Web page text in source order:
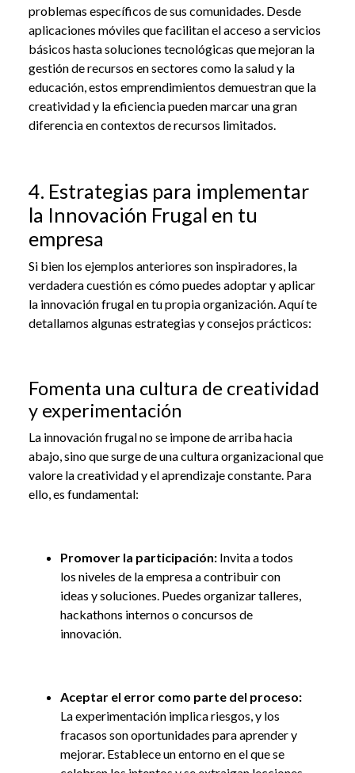
problemas específicos de sus comunidades. Desde
aplicaciones móviles que facilitan el acceso a servicios
básicos hasta soluciones tecnológicas que mejoran la
gestión de recursos en sectores como la salud y la
educación, estos emprendimientos demuestran que la
creatividad y la eficiencia pueden marcar una gran
diferencia en contextos de recursos limitados.
4. Estrategias para implementar
la Innovación Frugal en tu
empresa
Si bien los ejemplos anteriores son inspiradores, la
verdadera cuestión es cómo puedes adoptar y aplicar
la innovación frugal en tu propia organización. Aquí te
detallamos algunas estrategias y consejos prácticos:
Fomenta una cultura de creatividad
y experimentación
La innovación frugal no se impone de arriba hacia
abajo, sino que surge de una cultura organizacional que
valore la creatividad y el aprendizaje constante. Para
ello, es fundamental:
Promover la participación: Invita a todos
los niveles de la empresa a contribuir con
ideas y soluciones. Puedes organizar talleres,
hackathons internos o concursos de
innovación.
Aceptar el error como parte del proceso:
La experimentación implica riesgos, y los
fracasos son oportunidades para aprender y
mejorar. Establece un entorno en el que se